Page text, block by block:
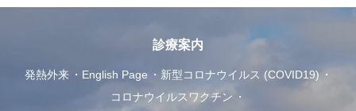
診療案内
発熱外来 English Page
新型コロナウイルス (COVID19)
コロナウイルスワクチン